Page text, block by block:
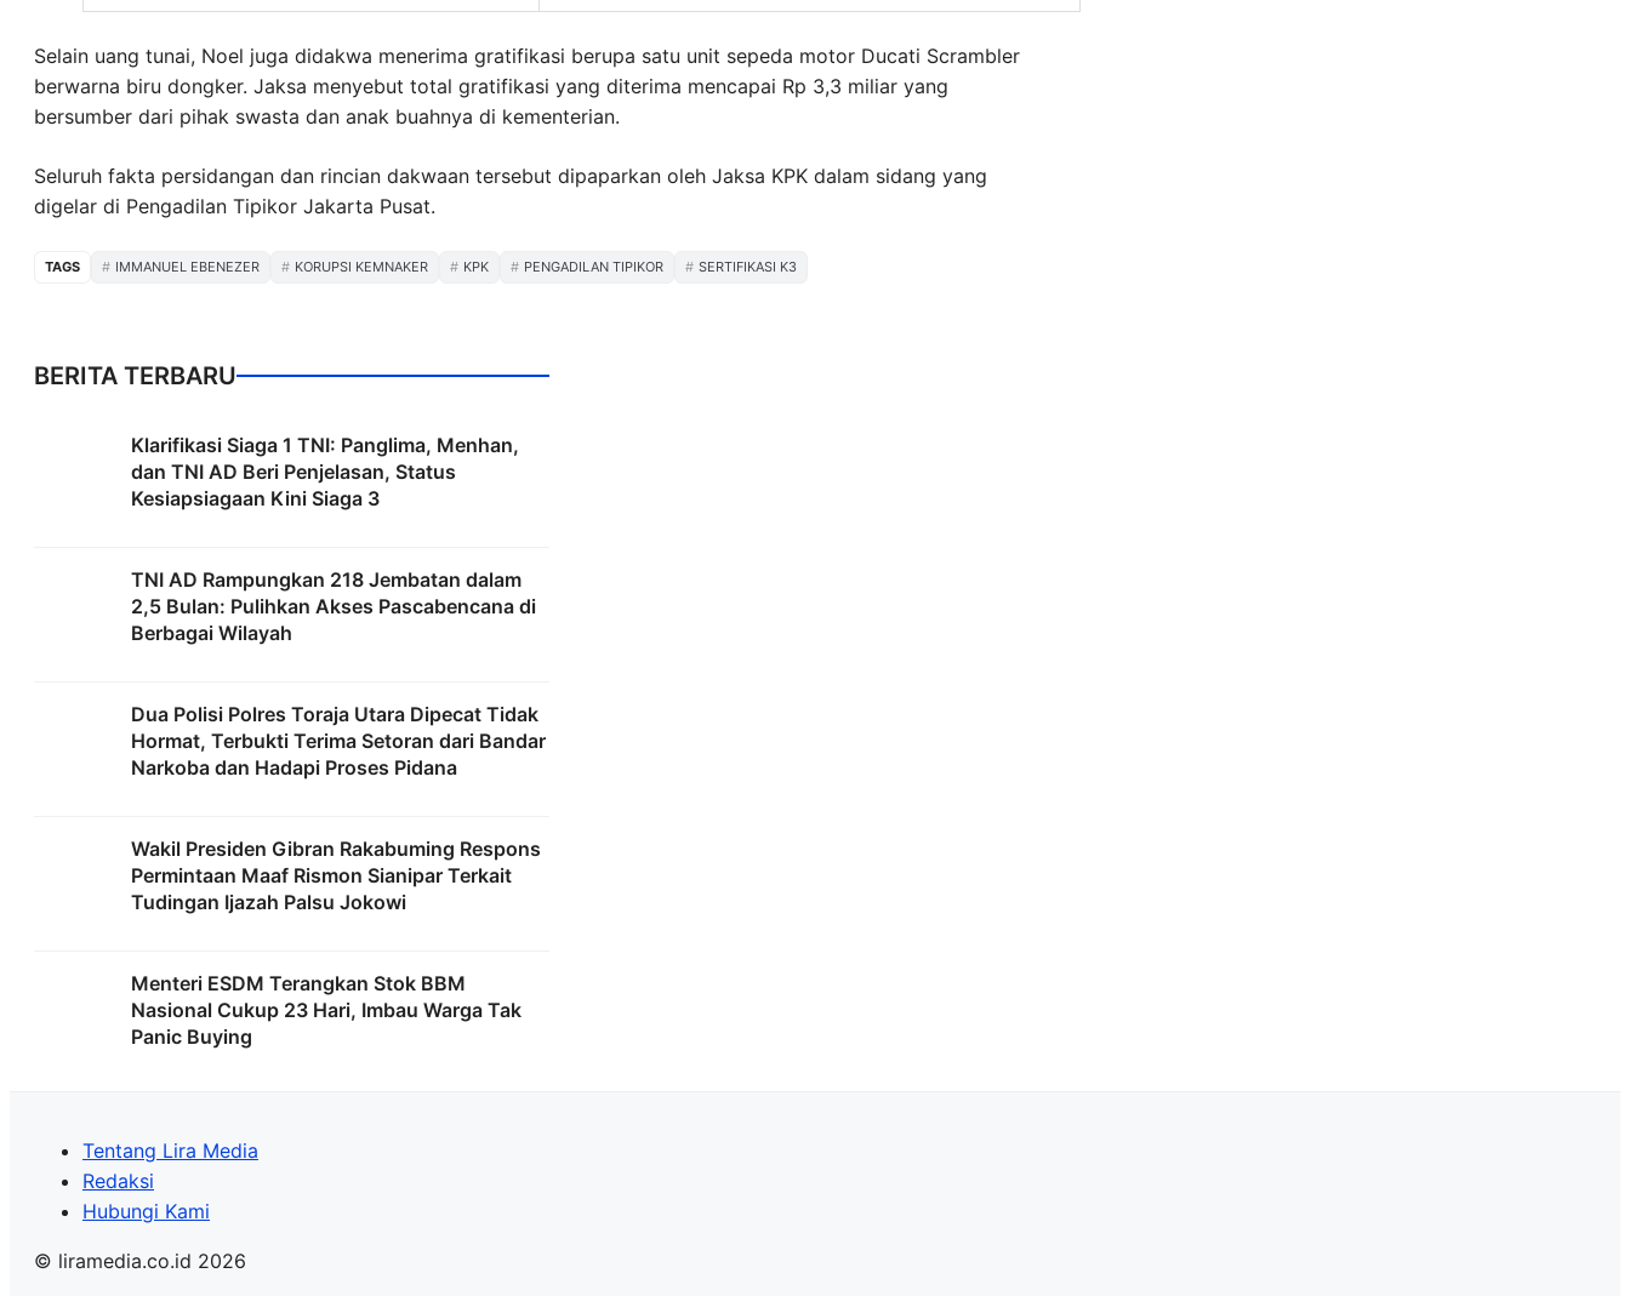
Selain uang tunai, Noel juga didakwa menerima gratifikasi berupa satu unit sepeda motor Ducati Scrambler
berwarna biru dongker. Jaksa menyebut total gratifikasi yang diterima mencapai Rp 3,3 miliar yang
bersumber dari pihak swasta dan anak buahnya di kementerian.
Seluruh fakta persidangan dan rincian dakwaan tersebut dipaparkan oleh Jaksa KPK dalam sidang yang
digelar di Pengadilan Tipikor Jakarta Pusat.
TAGS IMMANUEL EBENEZER KORUPSI KEMNAKER KPK PENGADILAN TIPIKOR SERTIFIKASI K3
BERITA TERBARU
Klarifikasi Siaga 1 TNI: Panglima, Menhan,
dan TNI AD Beri Penjelasan, Status
Kesiapsiagaan Kini Siaga 3
TNI AD Rampungkan 218 Jembatan dalam
2,5 Bulan: Pulihkan Akses Pascabencana di
Berbagai Wilayah
Dua Polisi Polres Toraja Utara Dipecat Tidak
Hormat, Terbukti Terima Setoran dari Bandar
Narkoba dan Hadapi Proses Pidana
Wakil Presiden Gibran Rakabuming Respons
Permintaan Maaf Rismon Sianipar Terkait
Tudingan Ijazah Palsu Jokowi
Menteri ESDM Terangkan Stok BBM
Nasional Cukup 23 Hari, Imbau Warga Tak
Panic Buying
Tentang Lira Media
Redaksi
Hubungi Kami
© liramedia.co.id 2026